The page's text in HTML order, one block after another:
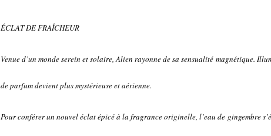
ÉCLAT DE FRAÎCHEUR
Venue d’un monde serein et solaire, Alien rayonne de sa sensualité magnétique.
de parfum devient plus mystérieuse et aérienne.
Pour conférer un nouvel éclat épicé à la fragrance originelle, l’eau de gingembre